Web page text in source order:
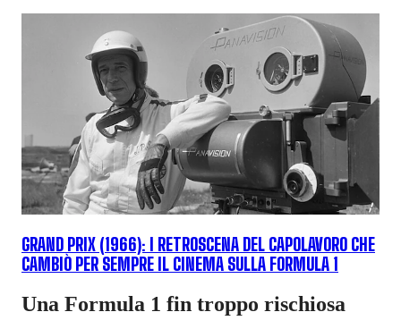
GRAND PRIX (1966): I RETROSCENA DEL CAPOLAVORO CHE
CAMBIÒ PER SEMPRE IL CINEMA SULLA FORMULA 1
Una Formula 1 fin troppo rischiosa